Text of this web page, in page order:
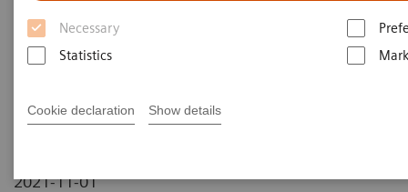
Necessary
Statistics
Cookie declaration Show details
Mammography: Leveling the
Playing Field for Global
2021-11-01